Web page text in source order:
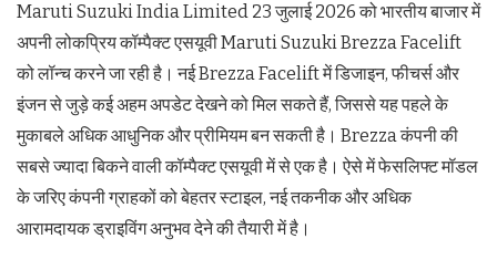
Maruti Suzuki India Limited 23 जुलाई 2026 को भारतीय बाजार में
अपनी लोकप्रिय कॉम्पैक्ट एसयूवी Maruti Suzuki Brezza Facelift
को लॉन्च करने जा रही है। नई Brezza Facelift में डिजाइन, फीचर्स और
इंजन से जुड़े कई अहम अपडेट देखने को मिल सकते हैं, जिससे यह पहले के
मुकाबले अधिक आधुनिक और प्रीमियम बन सकती है। Brezza कंपनी की
सबसे ज्यादा बिकने वाली कॉम्पैक्ट एसयूवी में से एक है। ऐसे में फेसलिफ्ट मॉडल
के जरिए कंपनी ग्राहकों को बेहतर स्टाइल, नई तकनीक और अधिक
आरामदायक ड्राइविंग अनुभव देने की तैयारी में है।